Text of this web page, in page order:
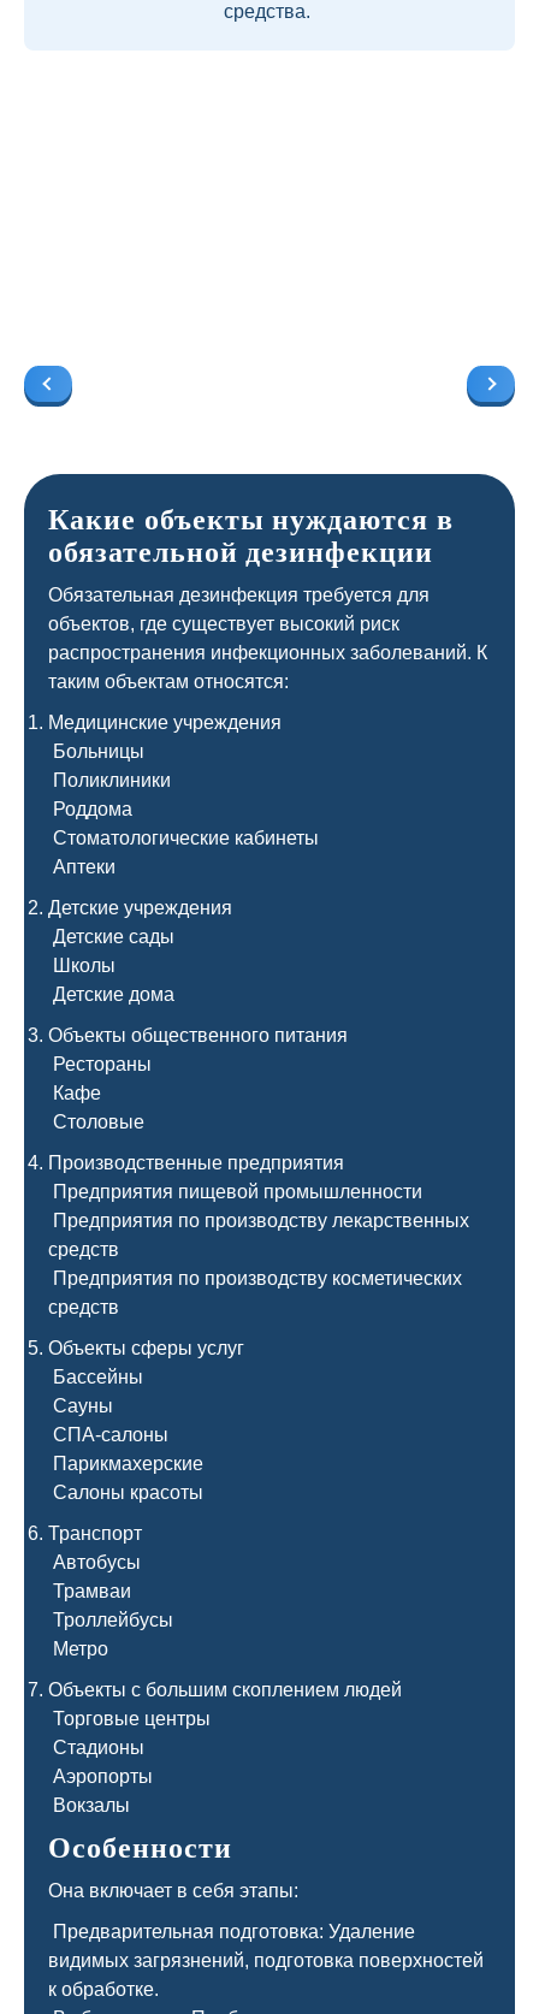
средства.
Какие объекты нуждаются в
обязательной дезинфекции
Обязательная дезинфекция требуется для
объектов, где существует высокий риск
распространения инфекционных заболеваний. К
таким объектам относятся:
Медицинские учреждения
Больницы
Поликлиники
Роддома
Стоматологические кабинеты
Аптеки
Детские учреждения
Детские сады
Школы
Детские дома
Объекты общественного питания
Рестораны
Кафе
Столовые
Производственные предприятия
Предприятия пищевой промышленности
Предприятия по производству лекарственных
средств
Предприятия по производству косметических
средств
Объекты сферы услуг
Бассейны
Сауны
СПА-салоны
Парикмахерские
Салоны красоты
Транспорт
Автобусы
Трамваи
Троллейбусы
Метро
Объекты с большим скоплением людей
Торговые центры
Стадионы
Аэропорты
Вокзалы
Особенности
Она включает в себя этапы:
Предварительная подготовка: Удаление
видимых загрязнений, подготовка поверхностей
к обработке.